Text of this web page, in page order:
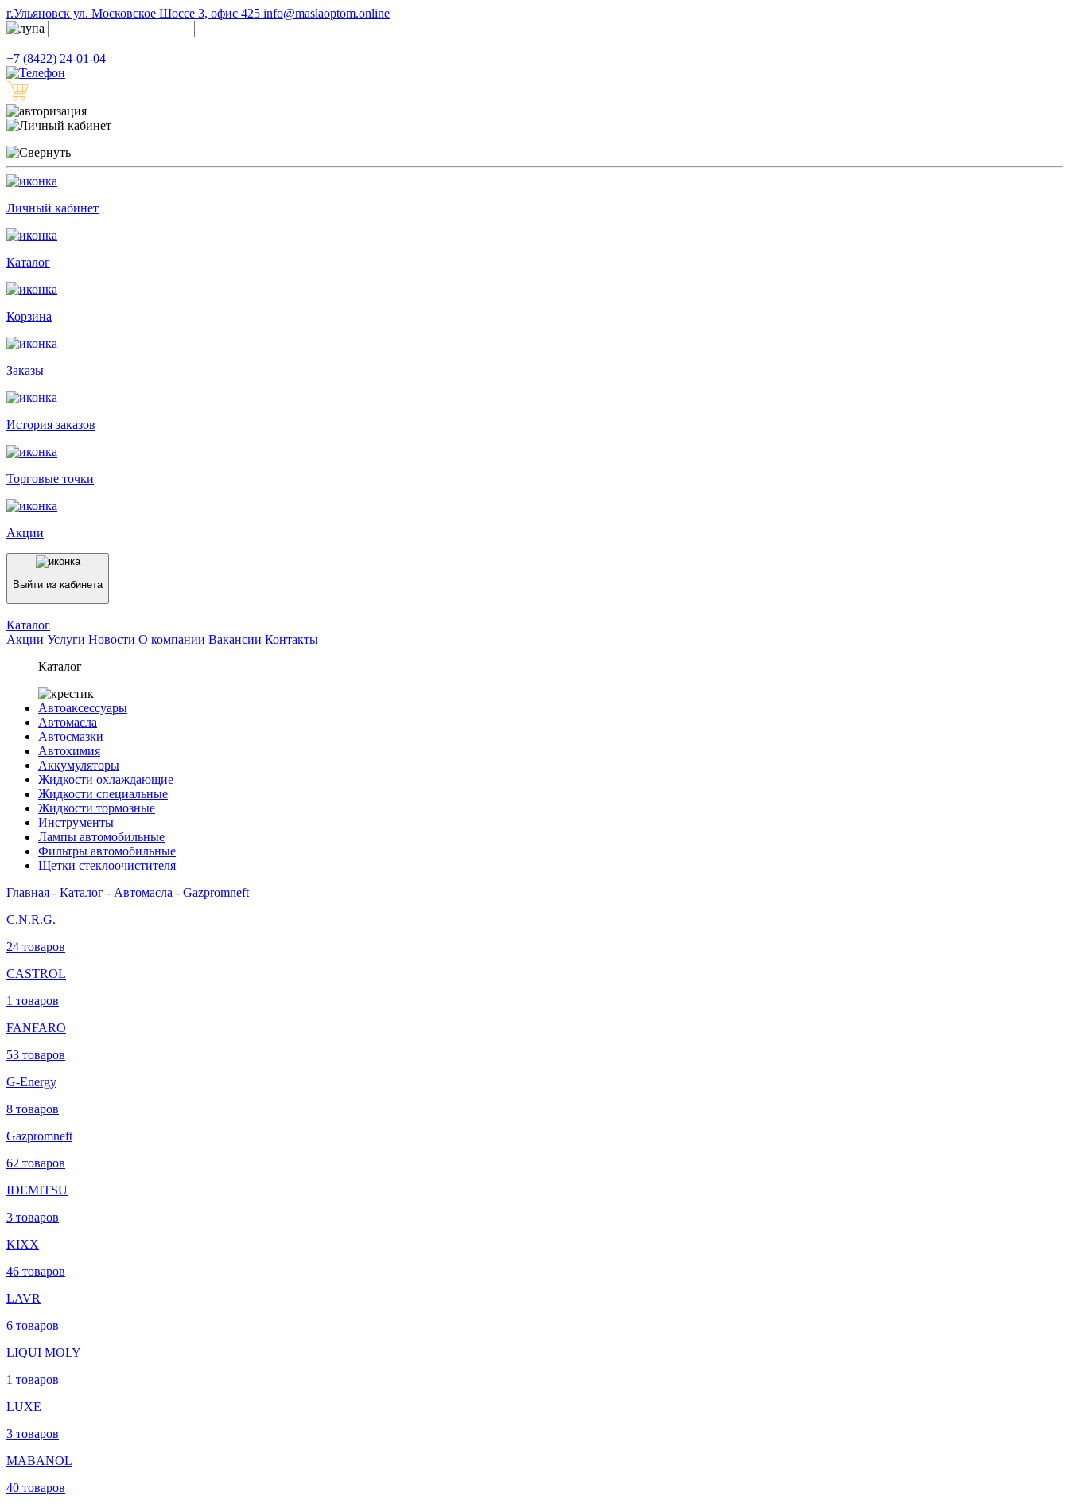
г.Ульяновск ул. Московское Шоссе 3, офис 425 info@maslaoptom.online
+7 (8422) 24-01-04
Личный кабинет
Каталог
Корзина
Заказы
История заказов
Торговые точки
Акции
Выйти из кабинета
Каталог
Акции Услуги Новости О компании Вакансии Контакты
Каталог
Автоаксессуары
Автомасла
Автосмазки
Автохимия
Аккумуляторы
Жидкости охлаждающие
Жидкости специальные
Жидкости тормозные
Инструменты
Лампы автомобильные
Фильтры автомобильные
Щетки стеклоочистителя
Главная - Каталог - Автомасла - Gazpromneft
C.N.R.G.
24 товаров
CASTROL
1 товаров
FANFARO
53 товаров
G-Energy
8 товаров
Gazpromneft
62 товаров
IDEMITSU
3 товаров
KIXX
46 товаров
LAVR
6 товаров
LIQUI MOLY
1 товаров
LUXE
3 товаров
MABANOL
40 товаров